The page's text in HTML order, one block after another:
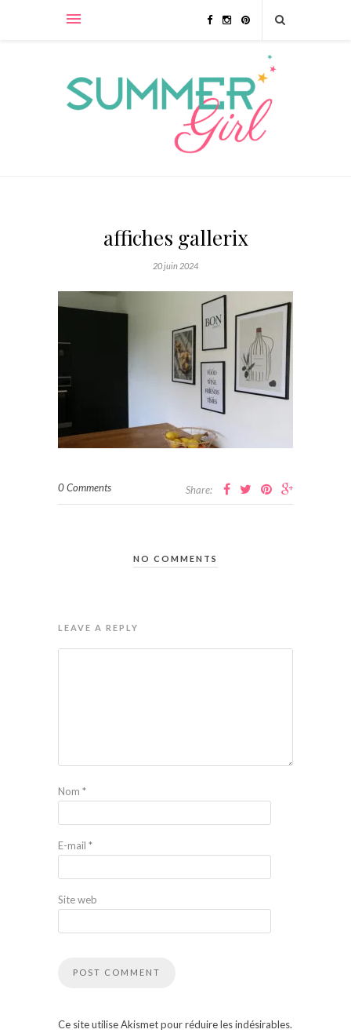
affiches gallerix
20 juin 2024
0 Comments Share:
NO COMMENTS
LEAVE A REPLY
Nom *
E-mail *
Site web
Ce site utilise Akismet pour réduire les indésirables.